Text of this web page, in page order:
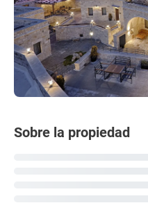
Sobre la propiedad